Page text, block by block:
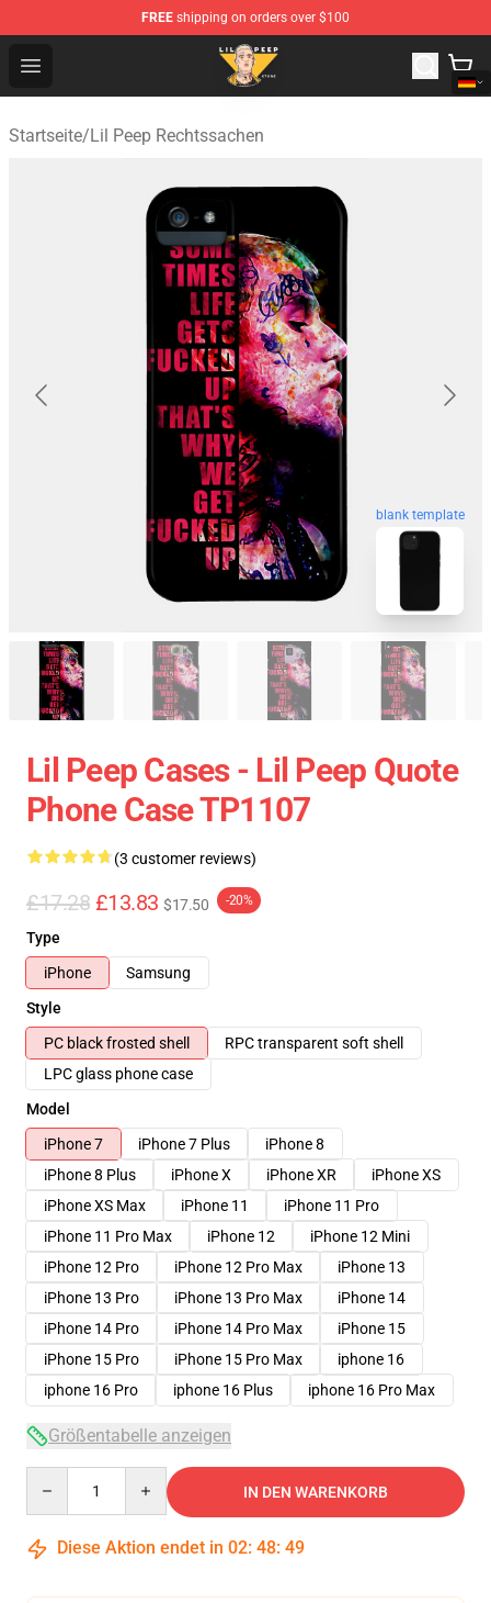
FREE shipping on orders over $100
Open menu
Lil Peep Store - Official Lil Peep Merchandise Shop
Startseite/Lil Peep Rechtssachen
blank template
Lil Peep Cases - Lil Peep Quote
Phone Case TP1107
(3 customer reviews)
£17.28 £13.83 $17.50 -20%
Type
iPhone
Samsung
Style
PC black frosted shell
RPC transparent soft shell
LPC glass phone case
Model
iPhone 7
iPhone 7 Plus
iPhone 8
iPhone 8 Plus
iPhone X iPhone XR
iPhone XS
iPhone XS Max
iPhone 11
iPhone 11 Pro
iPhone 11 Pro Max
iPhone 12
iPhone 12 Mini
iPhone 12 Pro
iPhone 12 Pro Max
iPhone 13
iPhone 13 Pro
iPhone 13 Pro Max
iPhone 14
iPhone 14 Pro
iPhone 14 Pro Max
iPhone 15
iPhone 15 Pro
iPhone 15 Pro Max
iphone 16
iphone 16 Pro
iphone 16 Plus iphone 16 Pro Max
Größentabelle anzeigen
IN DEN WARENKORB
Diese Aktion endet in 02: 48: 48